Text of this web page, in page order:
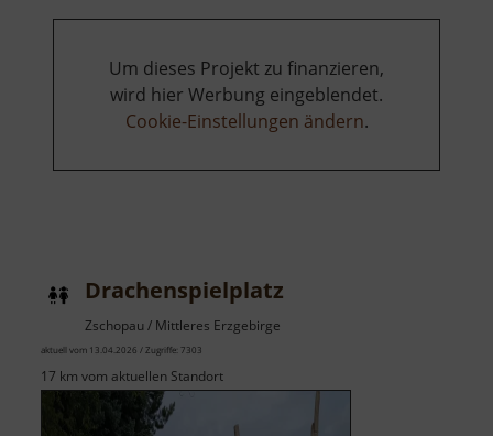
Um dieses Projekt zu finanzieren,
wird hier Werbung eingeblendet.
Cookie-Einstellungen ändern.
Drachenspielplatz
Zschopau / Mittleres Erzgebirge
aktuell vom 13.04.2026 / Zugriffe: 7303
17 km vom aktuellen Standort